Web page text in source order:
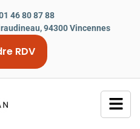
46 80 87 88
94300 Vincennes
RDV